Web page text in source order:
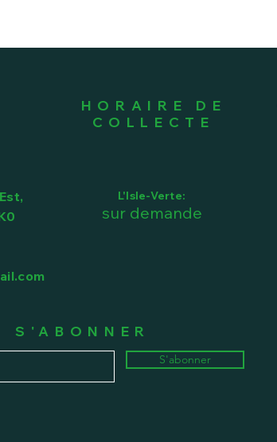
HORAIRE DE
COLLECTE
L'Isle-Verte:
sur demande
S'ABONNER
S'abonner